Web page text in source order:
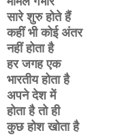
सारे शुरु होते हैं
कहीं भी कोई अंतर
नहीं होता है
हर जगह एक
भारतीय होता है
अपने देश में
होता है तो ही
कुछ होश खोता है